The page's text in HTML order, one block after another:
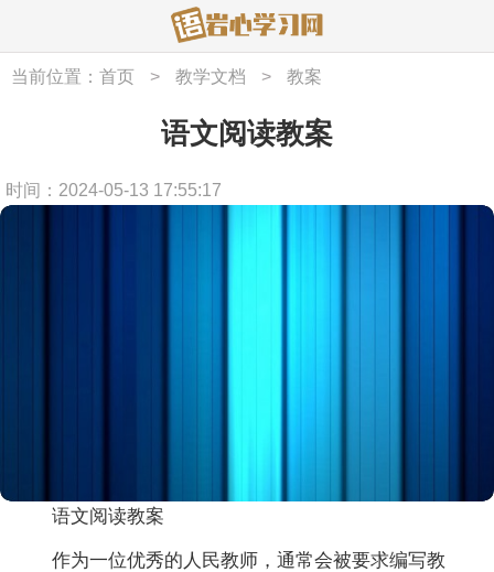
当前位置： 首页 > 教学文档 > 教案
语文阅读教案
时间：2024-05-13 17:55:17
语文阅读教案
作为一位优秀的人民教师，通常会被要求编写教